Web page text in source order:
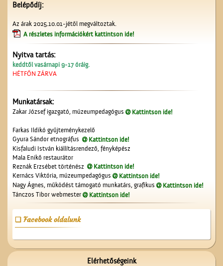
Kezdődik az iskola!
A Nagytemplom
Sonneberegi játékok
Belépődíj:
Az árak 2025.10.01-jétől megváltoztak.
A részletes információkért kattintson ide!
Nyitva tartás:
keddtől vasárnapi 9-17 óráig.
HÉTFŐN ZÁRVA
Munkatársak:
Zakar József igazgató, múzeumpedagógus Kattintson ide!
Farkas Ildikó gyűjteménykezelő
Gyura Sándor etnográfus
Kattintson ide!
Kisfaludi István kiállításrendező, fényképész
Mala Enikő restaurátor
Reznák Erzsébet történész
Kattintson ide!
Kernács Viktória, múzeumpedagógus
Kattintson ide!
Nagy Ágnes, működést támogató munkatárs, grafikus
Kattintson ide!
Tánczos Tibor webmester
Kattintson ide!
Facebook oldalunk
Elérhetőségeink